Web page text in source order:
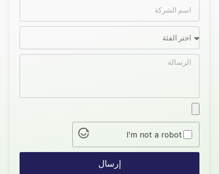
I'm not a robot
إرسال